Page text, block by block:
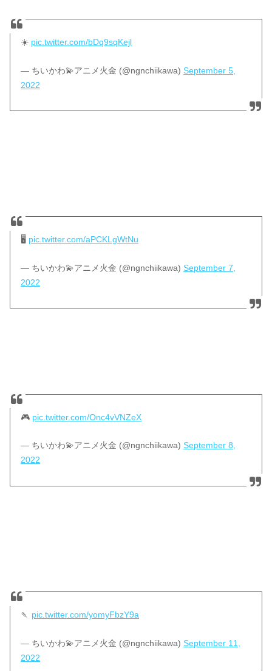
☀️ pic.twitter.com/bDq9sqKejl
— ちいかわ💫アニメ火金 (@ngnchiikawa)September 5,
2022
🖥 pic.twitter.com/aPCKLgWtNu
— ちいかわ💫アニメ火金 (@ngnchiikawa)September 7,
2022
🎮 pic.twitter.com/Onc4vVNZeX
— ちいかわ💫アニメ火金 (@ngnchiikawa)September 8,
2022
🍡 pic.twitter.com/yomyFbzY9a
— ちいかわ💫アニメ火金 (@ngnchiikawa)September 11,
2022